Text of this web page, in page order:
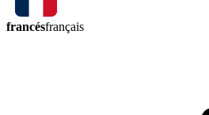
francésfrançais